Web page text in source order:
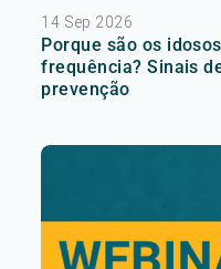
14 Sep 2026
Porque são os
frequência? Sinais
prevenção